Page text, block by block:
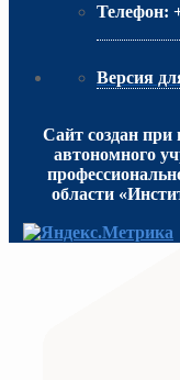
Телефон:
Версия
Сайт создан при
автономного
области